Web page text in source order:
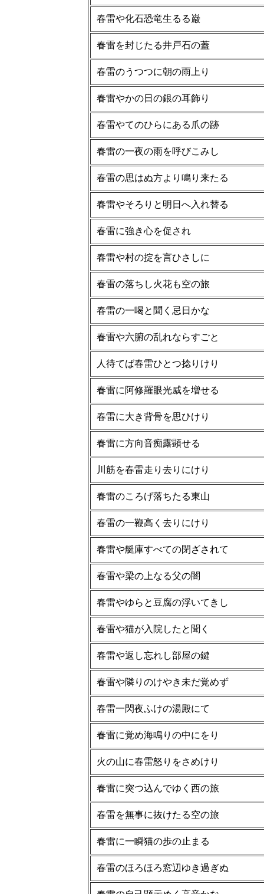
春雷や化石恐竜生るる巌
春雷を封じたる井戸石の蓋
春雷のうつつに朝の雨上り
春雷やかの日の銀の耳飾り
春雷やてのひらにある爪の跡
春雷の一夜の雨を呼びこみし
春雷の思はぬ方より鳴り来たる
春雷やそろりと明日へ入れ替る
春雷に強き心を促され
春雷や村の掟を言ひさしに
春雷の落ちし火花も空の旅
春雷の一喝と聞く忌日かな
春雷や六腑の乱れならすごと
人待てば春雷ひとつ捻りけり
春雷に阿修羅眼光威を増せる
春雷に大き背骨を思ひけり
春雷に方向音痴露顕せる
川筋を春雷走り去りにけり
春雷のころげ落ちたる東山
春雷の一鞭高く去りにけり
春雷や艇庫すべての閉ざされて
春雷や梁の上なる父の闇
春雷やゆらと豆腐の浮いてきし
春雷や猫が入院したと聞く
春雷や返し忘れし部屋の鍵
春雷や隣りのけやき未だ覚めず
春雷一閃夜ふけの湯殿にて
春雷に覚め海鳴りの中にをり
火の山に春雷怒りをさめけり
春雷に突つ込んでゆく西の旅
春雷を無事に抜けたる空の旅
春雷に一瞬猫の歩の止まる
春雷のほろほろ窓辺ゆき過ぎぬ